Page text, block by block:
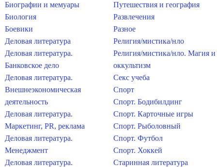
Биографии и мемуары
Биология
Боевики
Деловая литература
Деловая литература.
Банковское дело
Деловая литература.
Внешнеэкономическая
деятельность
Деловая литература.
Маркетинг, PR, реклама
Деловая литература.
Менеджмент
Деловая литература.
Путешествия и география
Развлечения
Разное
Религия/мистика/нло
Религия/мистика/нло. Магия и
оккультизм
Секс учеба
Спорт
Спорт. Бодибилдинг
Спорт. Карточные игры
Спорт. Рыболовный
Спорт. Футбол
Спорт. Хоккей
Старинная литература